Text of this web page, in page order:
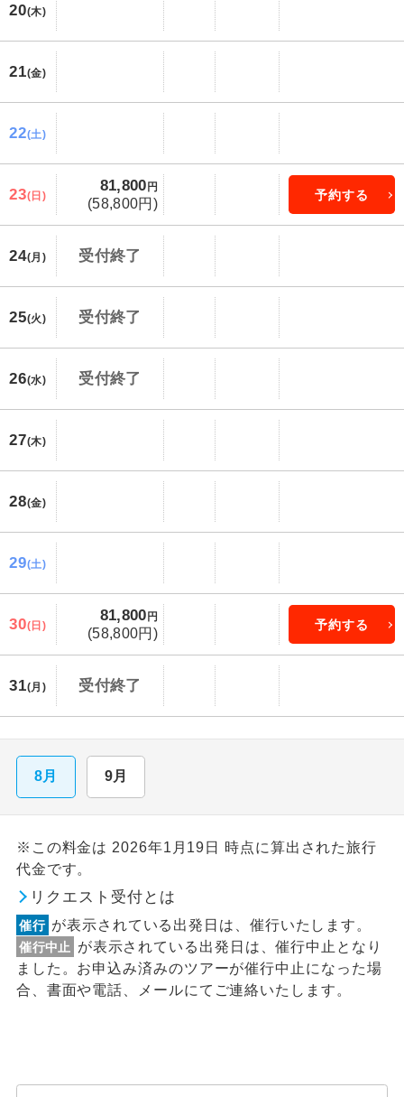
20(木)
21(金)
22(土)
23(日)
81,800 円
(58,800円)
予約する
24(月) 受付終了
25(火) 受付終了
26(水) 受付終了
27(木)
28(金)
29(土)
30(日)
81,800 円
(58,800円)
予約する
31(月) 受付終了
8月 9月
※この料金は 2026年1月19日 時点に算出された旅行
代金です。
リクエスト受付とは
催行 が表示されている出発日は、催行いたします。
催行中止
が表示されている出発日は、催行中止となり
ました。お申込み済みのツアーが催行中止になった場
合、書面や電話、メールにてご連絡いたします。